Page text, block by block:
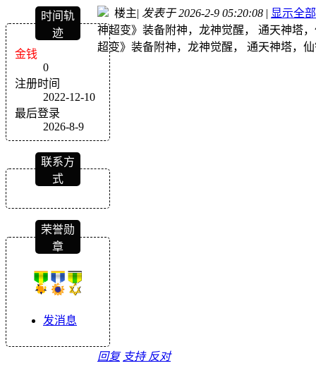
时间轨
迹
金钱
0
注册时间
2022-12-10
最后登录
2026-8-9
联系方
式
荣誉勋
章
发消息
楼主| 发表于 2026-2-9 05:20:08 | 显示全
神超变》装备附神，龙神觉醒， 通天神塔
超变》装备附神，龙神觉醒， 通天神塔，
回复 支持 反对